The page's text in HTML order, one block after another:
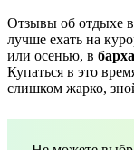
Отзывы об отдыхе
лучше ехать на
или осенью, в
Купаться в это
слишком жарко,